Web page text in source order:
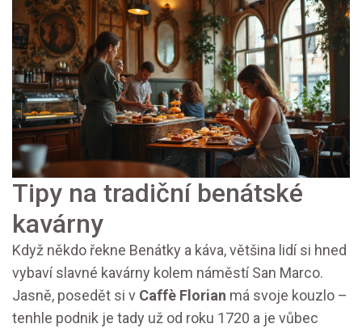
Tipy na tradiční benátské
kavárny
Když někdo řekne Benátky a káva, většina lidí si hned
vybaví slavné kavárny kolem náměstí San Marco.
Jasně, posedět si v Caffè Florian má svoje kouzlo –
tenhle podnik je tady už od roku 1720 a je vůbec